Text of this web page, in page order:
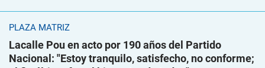
PLAZA MATRIZ
Lacalle Pou en acto por 190 años del Partido
Nacional: "Estoy tranquilo, satisfecho, no conforme;